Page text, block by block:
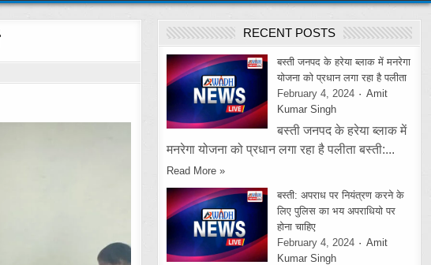
RECENT POSTS
बस्ती जनपद के हरेया ब्लाक में मनरेगा
योजना को प्रधान लगा रहा है पलीता
February 4, 2024
Amit
Kumar Singh
बस्ती जनपद के हरेया ब्लाक में
मनरेगा योजना को प्रधान लगा रहा है पलीता बस्ती:...
Read More »
बस्ती: अपराध पर नियंत्रण करने के
लिए पुलिस का भय अपराधियो पर
होना चाहिए
February 4, 2024
Amit
Kumar Singh